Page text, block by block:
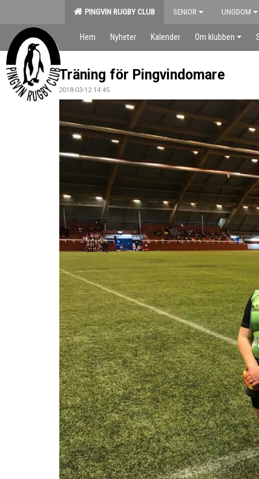
PINGVIN RUGBY CLUB SENIOR UNGDOM
Hem Nyheter Kalender Om klubben
Träning för Pingvindomare
2018-03-12 14:45